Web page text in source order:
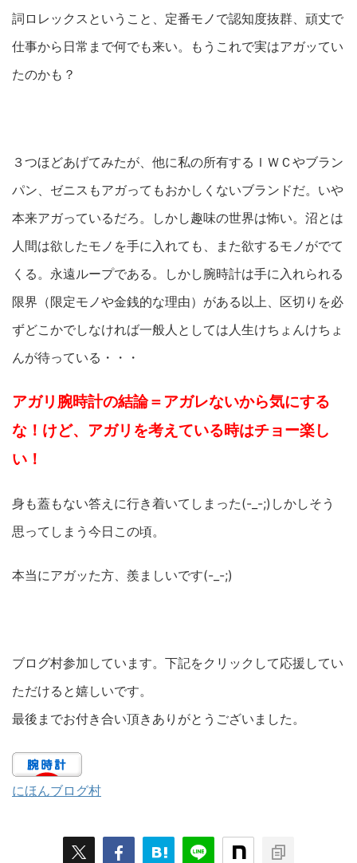
詞ロレックスということ、定番モノで認知度抜群、頑丈で
仕事から日常まで何でも来い。もうこれで実はアガッてい
たのかも？
３つほどあげてみたが、他に私の所有するＩＷＣやブラン
パン、ゼニスもアガってもおかしくないブランドだ。いや
本来アガっているだろ。しかし趣味の世界は怖い。沼とは
人間は欲したモノを手に入れても、また欲するモノがでて
くる。永遠ループである。しかし腕時計は手に入れられる
限界（限定モノや金銭的な理由）がある以上、区切りを必
ずどこかでしなければ一般人としては人生けちょんけちょ
んが待っている・・・
アガリ腕時計の結論＝アガレないから気にする
な！けど、アガリを考えている時はチョー楽し
い！
身も蓋もない答えに行き着いてしまった(-_-;)しかしそう
思ってしまう今日この頃。
本当にアガッた方、羨ましいです(-_-;)
ブログ村参加しています。下記をクリックして応援してい
ただけると嬉しいです。
最後までお付き合い頂きありがとうございました。
にほんブログ村